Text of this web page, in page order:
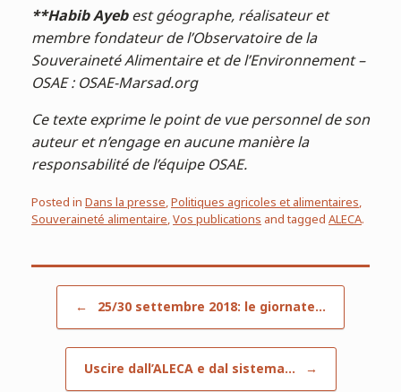
**Habib Ayebest géographe, réalisateur et
membre fondateur de l’Observatoire de la
Souveraineté Alimentaire et de l’Environnement –
OSAE : OSAE-Marsad.org
Ce texte exprime le point de vue personnel de son
auteur et n’engage en aucune manière la
responsabilité de l’équipe OSAE.
Posted inDans la presse,Politiques agricoles et alimentaires,
Souveraineté alimentaire,Vos publicationsand taggedALECA.
Post navigation
← 25/30 settembre 2018: le giornate…
Uscire dall’ALECA e dal sistema… →